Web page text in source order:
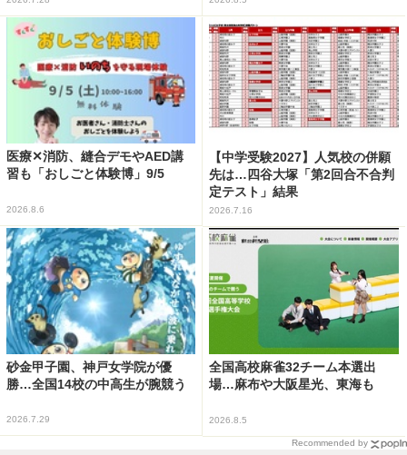
医療✕消防、縫合デモやAED講
習も「おしごと体験博」9/5
2026.8.6
【中学受験2027】人気校の併願
先は…四谷大塚「第2回合不合判
定テスト」結果
2026.7.16
砂金甲子園、神戸女学院が優
勝…全国14校の中高生が腕競う
2026.7.29
全国高校麻雀32チーム本選出
場…麻布や大阪星光、東海も
2026.8.5
Recommended by